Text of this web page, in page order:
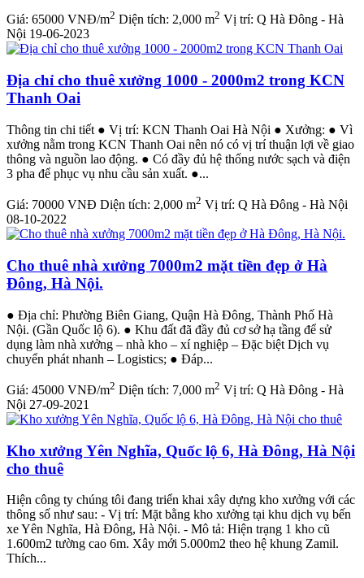
Giá: 65000 VNĐ/m2 Diện tích: 2,000 m2 Vị trí: Q Hà Đông - Hà
Nội 19-06-2023
Địa chỉ cho thuê xưởng 1000 - 2000m2 trong KCN
Thanh Oai
Thông tin chi tiết ● Vị trí: KCN Thanh Oai Hà Nội ● Xưởng: ● Vì
xưởng nằm trong KCN Thanh Oai nên nó có vị trí thuận lợi về giao
thông và nguồn lao động. ● Có đầy đủ hệ thống nước sạch và điện
3 pha để phục vụ nhu cầu sản xuất. ●...
Giá: 70000 VNĐ Diện tích: 2,000 m2 Vị trí: Q Hà Đông - Hà Nội
08-10-2022
Cho thuê nhà xưởng 7000m2 mặt tiền đẹp ở Hà
Đông, Hà Nội.
● Địa chỉ: Phường Biên Giang, Quận Hà Đông, Thành Phố Hà
Nội. (Gần Quốc lộ 6). ● Khu đất đã đầy đủ cơ sở hạ tầng để sử
dụng làm nhà xưởng – nhà kho – xí nghiệp – Đặc biệt Dịch vụ
chuyển phát nhanh – Logistics; ● Đáp...
Giá: 45000 VNĐ/m2 Diện tích: 7,000 m2 Vị trí: Q Hà Đông - Hà
Nội 27-09-2021
Kho xưởng Yên Nghĩa, Quốc lộ 6, Hà Đông, Hà Nội
cho thuê
Hiện công ty chúng tôi đang triển khai xây dựng kho xưởng với các
thông số như sau: - Vị trí: Mặt bằng kho xưởng tại khu dịch vụ bến
xe Yên Nghĩa, Hà Đông, Hà Nội. - Mô tả: Hiện trạng 1 kho cũ
1.600m2 tường cao 6m. Xây mới 5.000m2 theo hệ khung Zamil.
Thích...